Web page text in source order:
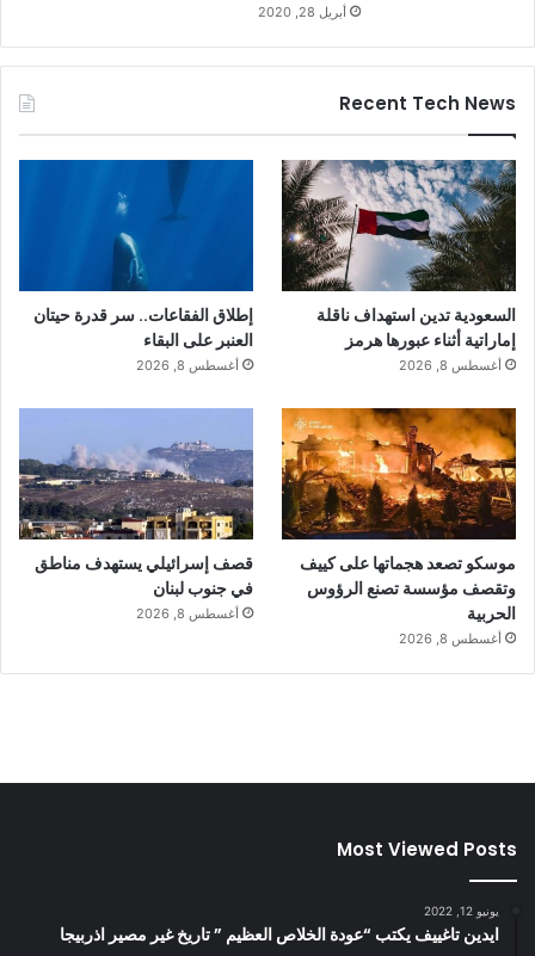
أبريل 28, 2020
Recent Tech News
السعودية تدين استهداف ناقلة
إماراتية أثناء عبورها هرمز
أغسطس 8, 2026
إطلاق الفقاعات.. سر قدرة حيتان
العنبر على البقاء
أغسطس 8, 2026
موسكو تصعد هجماتها على كييف
وتقصف مؤسسة تصنع الرؤوس
الحربية
أغسطس 8, 2026
قصف إسرائيلي يستهدف مناطق
في جنوب لبنان
أغسطس 8, 2026
Most Viewed Posts
يونيو 12, 2022
ايدين تاغييف يكتب “عودة الخلاص العظيم ” تاريخ غير مصير اذربيجا